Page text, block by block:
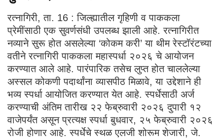
रत्नागिरी, ता. 16 : जिल्ह्यातील गृहिणी व पाककला
प्रेमींसाठी एक सुवर्णसंधी उपलब्ध झाली आहे. रत्नागिरीत
नव्याने सुरू होत असलेल्या ‘कोकम करी’ या थीम रेस्टॉरंटच्या
वतीने रत्नागिरी पाककला महास्पर्धा २०२६ चे आयोजन
करण्यात आले आहे. पारंपारिक तसेच लुप्त होत चाललेल्या
अस्सल कोकणी पदार्थांना व्यासपीठ मिळावे, या उद्देशाने ही
भव्य स्पर्धा आयोजित करण्यात येत आहे. स्पर्धेसाठी अर्ज
करण्याची अंतिम तारीख २२ फेब्रुवारी २०२६ दुपारी १२
वाजेपर्यंत असून प्रत्यक्ष स्पर्धा बुधवार, २५ फेब्रुवारी २०२६
रोजी होणार आहे. स्पर्धेचे स्थळ एलजी शोरूम शेजारी, जे.